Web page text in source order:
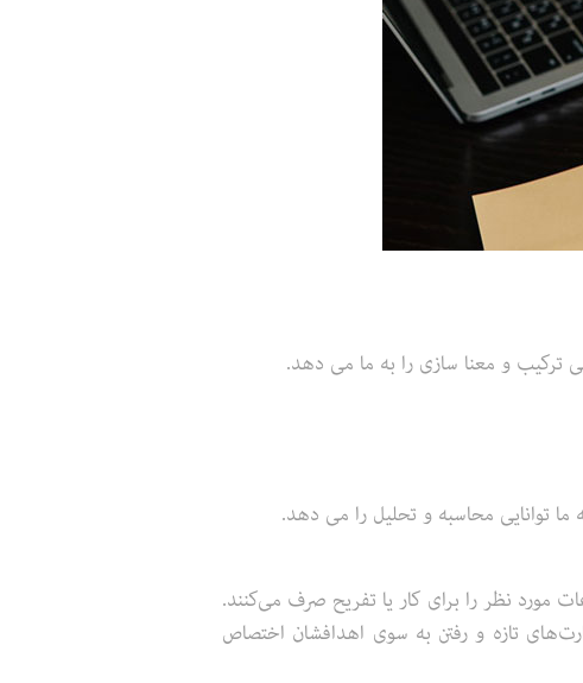
ترکیب و معنا سازی را به ما می دهد.
توانایی محاسبه و تحلیل را می دهد.
تمام ساعات مورد نظر را برای کار یا تفریح صرف می‌کنند.
تازه و رفتن به سوی اهدافشان اختصاص